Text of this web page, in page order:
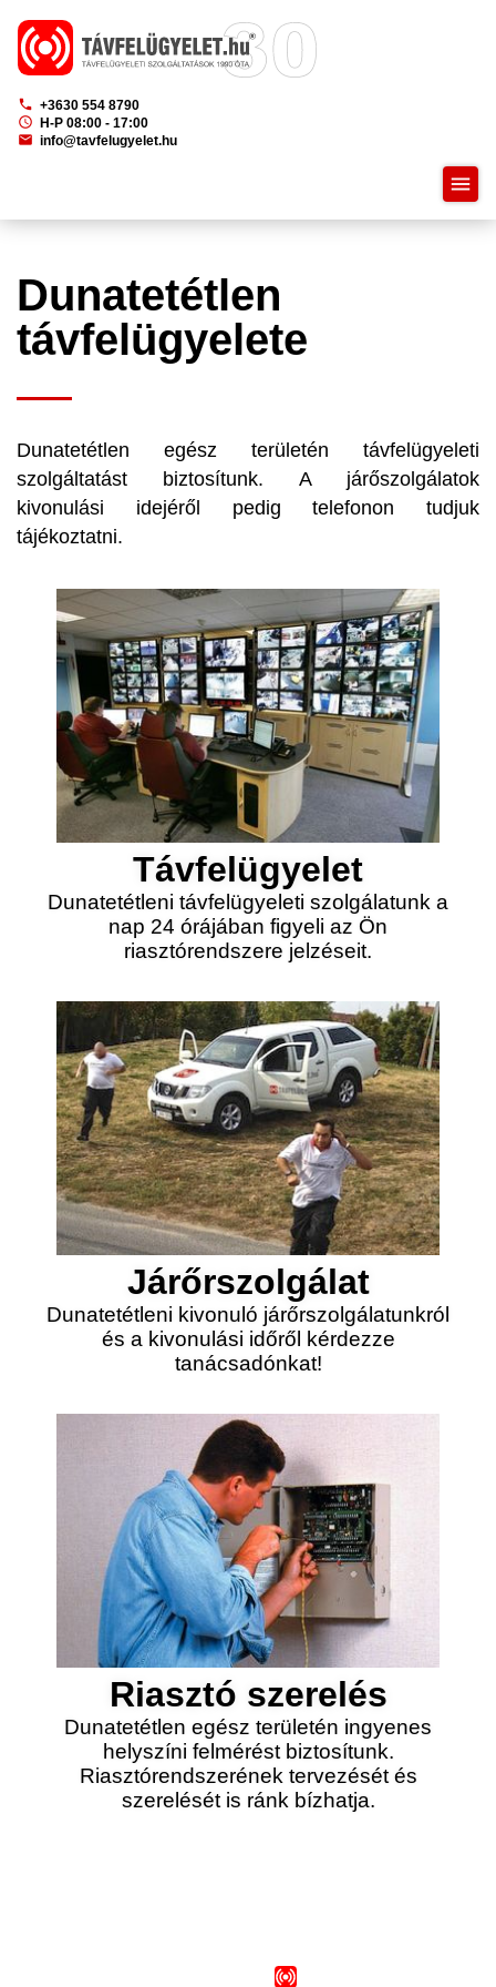
phone +3630 554 8790
schedule
H-P 08:00 - 17:00
mail info@tavfelugyelet.hu
menu
Dunatetétlen
távfelügyelete
Dunatetétlen egész területén távfelügyeleti
szolgáltatást biztosítunk. A járőszolgálatok
kivonulási idejéről pedig telefonon tudjuk
tájékoztatni.
Távfelügyelet
Dunatetétleni távfelügyeleti szolgálatunk a
nap 24 órájában figyeli az Ön
riasztórendszere jelzéseit.
Járőrszolgálat
Dunatetétleni kivonuló járőrszolgálatunkról
és a kivonulási időről kérdezze
tanácsadónkat!
Riasztó szerelés
Dunatetétlen egész területén ingyenes
helyszíni felmérést biztosítunk.
Riasztórendszerének tervezését és
szerelését is ránk bízhatja.